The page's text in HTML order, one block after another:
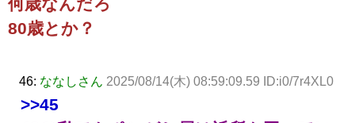
80歳とか？
46: ななしさん 2025/08/14(木) 08:59:09.59 ID:i0/7r4XL0
>>45